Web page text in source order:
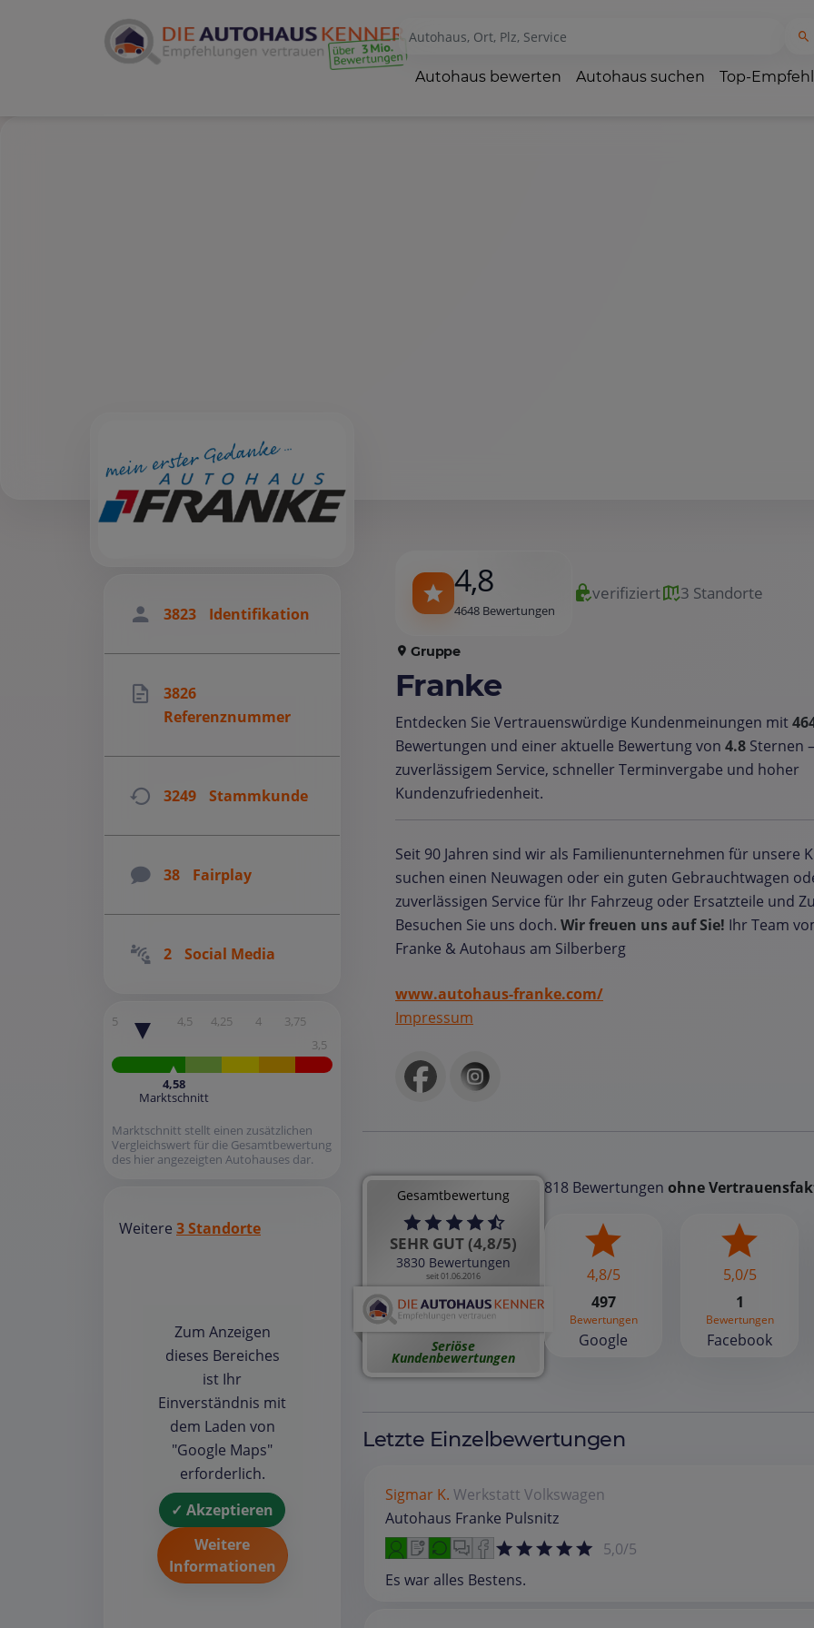
Autohaus bewerten Autohaus suchen Top-
4,8
4648 Bewertungen
verifiziert 3 Standorte
Gruppe
Franke
Entdecken Sie Vertrauenswürdige Kundenmeinungen mit
Bewertungen und einer aktuelle Bewertung von 4.8 Sternen
zuverlässigem Service, schneller Terminvergabe und hoher
Kundenzufriedenheit.
Seit 90 Jahren sind wir als Familienunternehmen für unsere
suchen einen Neuwagen oder ein guten Gebrauchtwagen
zuverlässigen Service für Ihr Fahrzeug oder Ersatzteile und
Besuchen Sie uns doch. Wir freuen uns auf Sie! Ihr Team
Franke & Autohaus am Silberberg
www.autohaus-franke.com/
Impressum
Gesamtbewertung
SEHR GUT (4,8/5)
3830 Bewertungen
seit 01.06.2016
Seriöse
Kundenbewertungen
818 Bewertungen ohne
4,8/5
497
Bewertungen
Google
5,0/5
1
Bewertungen
Facebook
Letzte Einzelbewertungen
Sigmar K. Werkstatt Volkswagen
Autohaus Franke Pulsnitz
5,0/5
Es war alles Bestens.
3823 Identifikation
3826
Referenznummer
3249 Stammkunde
38 Fairplay
2 Social Media
5 4,5 4,25 4
3,75
3,5
4,58
Marktschnitt
Marktschnitt stellt einen zusätzlichen
Vergleichswert für die Gesamtbewertung
des hier angezeigten Autohauses dar.
Weitere 3 Standorte
Zum Anzeigen
dieses Bereiches
ist Ihr
Einverständnis mit
dem Laden von
"Google Maps"
erforderlich.
✓ Akzeptieren
Weitere
Informationen